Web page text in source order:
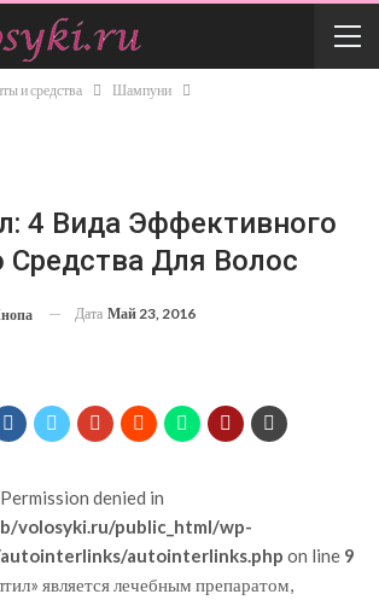
и средства Шампуни
4 Вида Эффективного
Средства Для Волос
Дата Май 23, 2016
denied in
volosyki.ru/public_html/wp-
autointerlinks.php on line 9
является лечебным препаратом,